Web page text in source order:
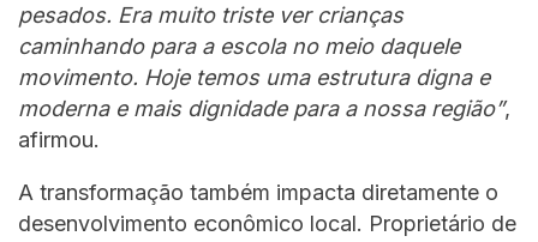
pesados. Era muito triste ver crianças
caminhando para a escola no meio daquele
movimento. Hoje temos uma estrutura digna e
moderna e mais dignidade para a nossa região”,
afirmou.
A transformação também impacta diretamente o
desenvolvimento econômico local. Proprietário de